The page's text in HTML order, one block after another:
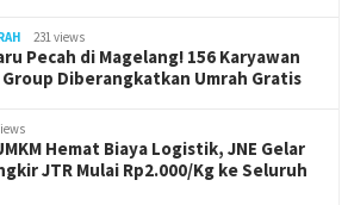
231 views
Pecah di Magelang! 156 Karyawan
Group Diberangkatkan Umrah Gratis
Hemat Biaya Logistik, JNE Gelar
JTR Mulai Rp2.000/Kg ke Seluruh